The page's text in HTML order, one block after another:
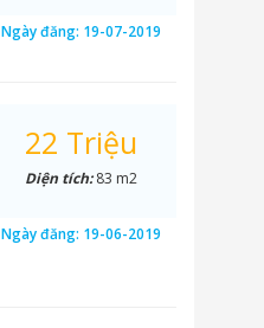
Ngày đăng: 19-07-2019
22 Triệu
Diện tích:83 m2
Ngày đăng: 19-06-2019